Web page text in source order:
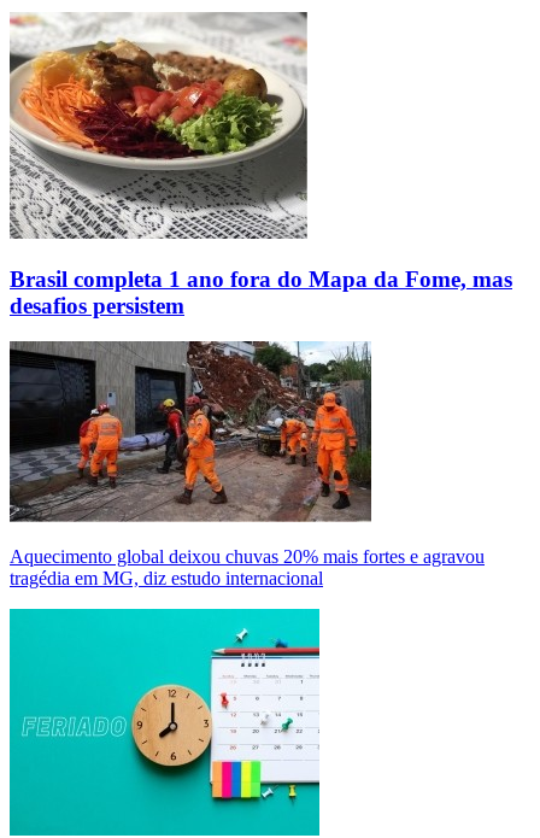
Brasil completa 1 ano fora do Mapa da Fome, mas
desafios persistem
Aquecimento global deixou chuvas 20% mais fortes e agravou
tragédia em MG, diz estudo internacional